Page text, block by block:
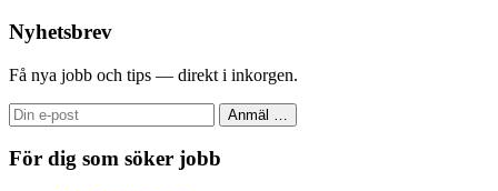
Nyhetsbrev
Få nya jobb och tips — direkt i inkorgen.
Anmäl
För dig som söker jobb